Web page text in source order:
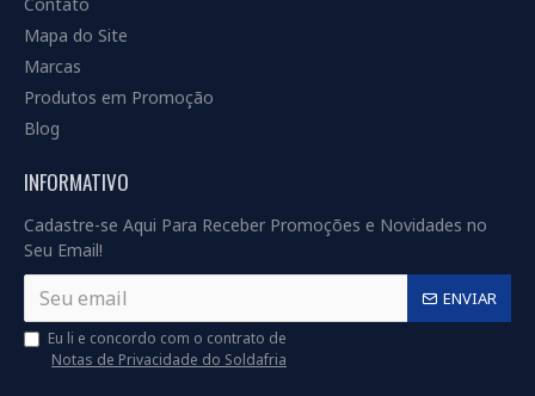
Mapa do Site
Marcas
Produtos em Promoção
Blog
INFORMATIVO
Cadastre-se Aqui Para Receber Promoções e Novidades no
Seu Email!
ENVIAR
Eu li e concordo com o contrato de
Notas de Privacidade do Soldafria